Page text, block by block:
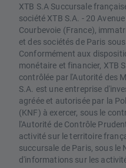
XTB S.A Succursale
société XTB S.A. - 20
Courbevoie (France),
et des sociétés de Paris
Conformément aux
monétaire et financier, XTB
contrôlée par l'Autorité des
S.A. est une entreprise
agréée et autorisée par la
(KNF) à exercer, sous le
l'Autorité de Contrôle
activité sur le territoire
succursale de Paris, sous le
d'informations sur les